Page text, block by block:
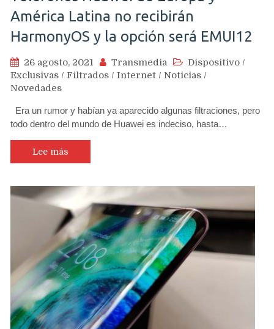
América Latina no recibirán
HarmonyOS y la opción será EMUI12
26 agosto, 2021 Transmedia Dispositivo /
Exclusivas / Filtrados / Internet / Noticias /
Novedades
Era un rumor y habían ya aparecido algunas filtraciones, pero
todo dentro del mundo de Huawei es indeciso, hasta…
Lee más